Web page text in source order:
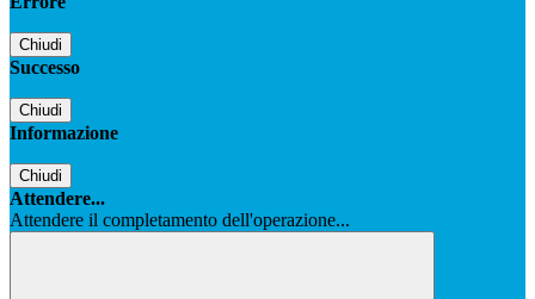
Chiudi
Successo
Chiudi
Informazione
Chiudi
Attendere...
Attendere il completamento dell'operazione...